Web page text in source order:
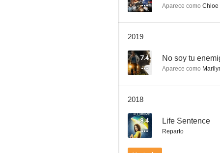
Aparece como Chloe
2019
7.4 No soy tu
Aparece como
2018
8.4 Life Sentence
Reparto